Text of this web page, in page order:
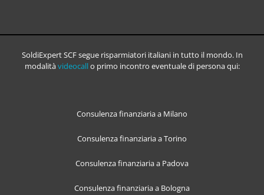
SoldiExpert SCF segue risparmiatori italiani in tutto il mondo. In
modalitàvideocallo primo incontro eventuale di persona qui:
Consulenza finanziaria a Milano
Consulenza finanziaria a Torino
Consulenza finanziaria a Padova
Consulenza finanziaria a Bologna